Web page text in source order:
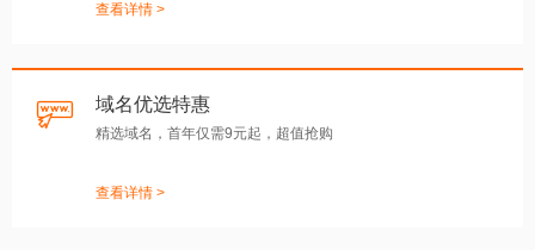
查看详情 >
域名优选特惠
精选域名，首年仅需9元起，超值抢购
查看详情 >